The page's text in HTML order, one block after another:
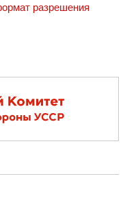
разрешения